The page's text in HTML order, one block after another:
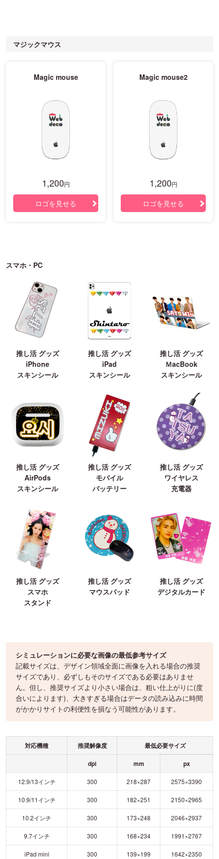
マジックマウス
Magic mouse
1,200円
ロゴを見せる
Magic mouse2
1,200円
ロゴを見せる
スマホ・PC
推し活 グッズ
iPhone
スキンシール
推し活 グッズ
iPad
スキンシール
推し活 グッズ
ＭacBook
スキンシール
推し活 グッズ
AirPods
スキンシール
推し活 グッズ
モバイル
バッテリー
推し活 グッズ
ワイヤレス
充電器
推し活 グッズ
スマホ
スタンド
推し活 グッズ
マウスパッド
推し活 グッズ
デジタルカード
シミュレーションに必要な画像の最低参考サイズ
記載サイズは、デザイン領域全面に画像を入れる場合の推奨
サイズであり、必ずしもそのサイズである必要はありませ
ん。但し、推奨サイズより小さい場合は、粗い仕上がりに(度
合いによります)、大きすぎる場合はデータの読み込みに時間
がかかりサイトの利便性を損なう可能性があります。
対応機種 推奨解像度 最低必要サイズ
dpi mm px
12.9/13インチ 300 218×287 2575×3390
10.9/11インチ 300 182×251 2150×2965
10.2インチ 300 173×248 2046×2937
9.7インチ 300 168×234 1991×2767
iPad mini 300 139×199 1642×2350